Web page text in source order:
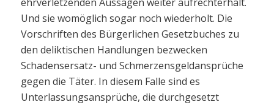
Und sie womöglich sogar noch wiederholt. Die
Vorschriften des Bürgerlichen Gesetzbuches zu
den deliktischen Handlungen bezwecken
Schadensersatz- und Schmerzensgeldansprüche
gegen die Täter. In diesem Falle sind es
Unterlassungsansprüche, die durchgesetzt